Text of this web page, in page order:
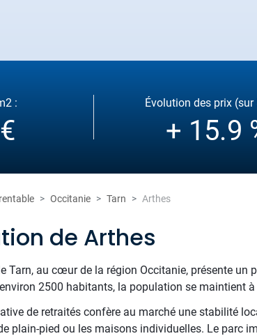
: Évolution des prix (sur
+ 15.9
Occitanie Tarn Arthes
de Arthes
Tarn, au cœur de la région Occitanie, présente
2500 habitants, la population se maintient
de retraités confère au marché une stabilité
plain-pied ou les maisons individuelles. Le parc